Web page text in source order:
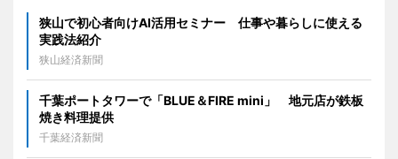
狭山で初心者向けAI活用セミナー 仕事や暮らしに使える
実践法紹介
狭山経済新聞
千葉ポートタワーで「BLUE＆FIRE mini」 地元店が鉄板
焼き料理提供
千葉経済新聞